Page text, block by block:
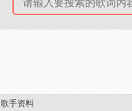
歌手资料